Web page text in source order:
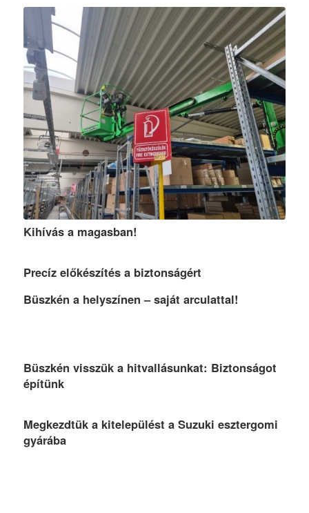
Kihívás a magasban!
Precíz előkészítés a biztonságért
Büszkén a helyszínen – saját arculattal!
Büszkén visszük a hitvallásunkat: Biztonságot
építünk
Megkezdtük a kitelepülést a Suzuki esztergomi
gyárába